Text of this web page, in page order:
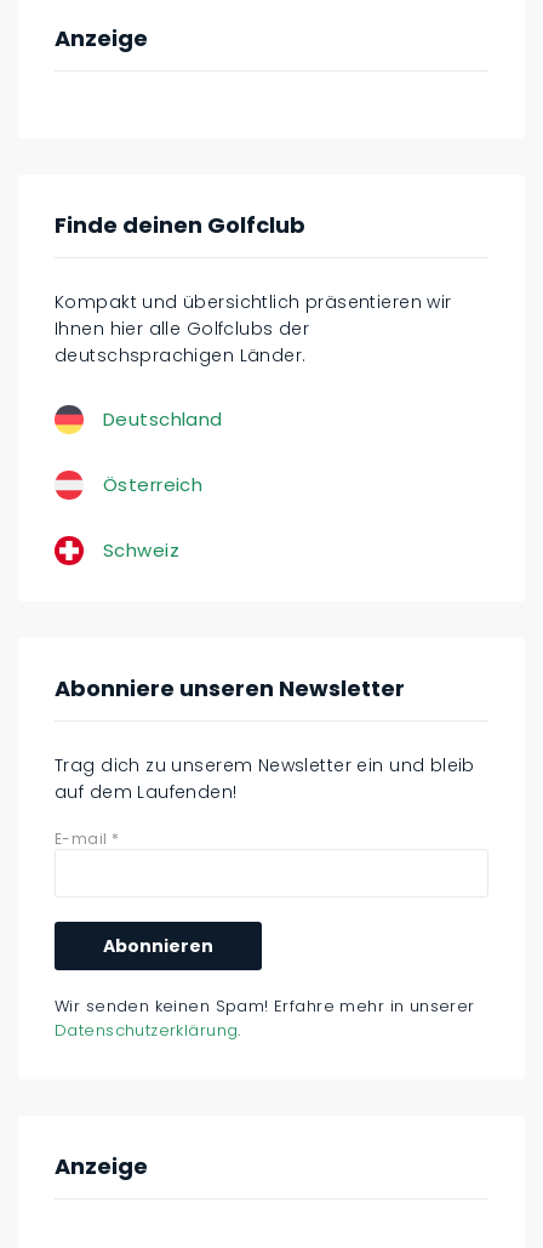
Anzeige
Finde deinen Golfclub
Kompakt und übersichtlich präsentieren wir
Ihnen hier alle Golfclubs der
deutschsprachigen Länder.
Deutschland
Österreich
Schweiz
Abonniere unseren Newsletter
Trag dich zu unserem Newsletter ein und bleib
auf dem Laufenden!
E-mail *
Wir senden keinen Spam! Erfahre mehr in unserer
Datenschutzerklärung.
Anzeige